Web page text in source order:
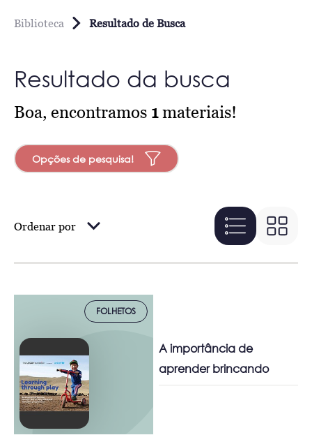
Biblioteca Resultado de Busca
Resultado da busca
Boa, encontramos 1materiais!
Opções de pesquisa!
Ordenar por
FOLHETOS
A importância de
aprender brincando